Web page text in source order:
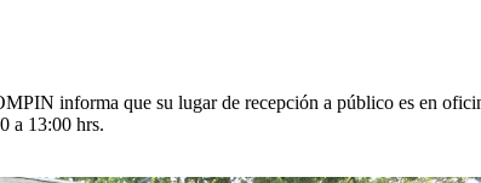
informa que su lugar de recepción a público es en
a 13:00 hrs.